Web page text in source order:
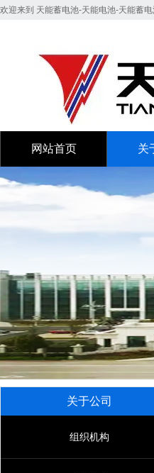
欢迎来到 天能蓄电池-天能电池-天能蓄
网站首页
网站首页
关
关
关于公司
组织机构